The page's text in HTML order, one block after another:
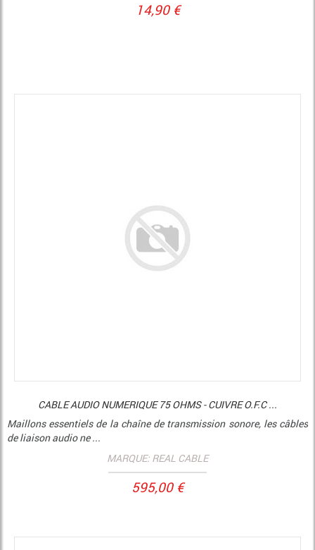
14,90 €
CABLE AUDIO NUMERIQUE 75 OHMS - CUIVRE O.F.C ...
Maillons essentiels de la chaîne de transmission sonore, les câbles
de liaison audio ne ...
MARQUE: REAL CABLE
595,00 €